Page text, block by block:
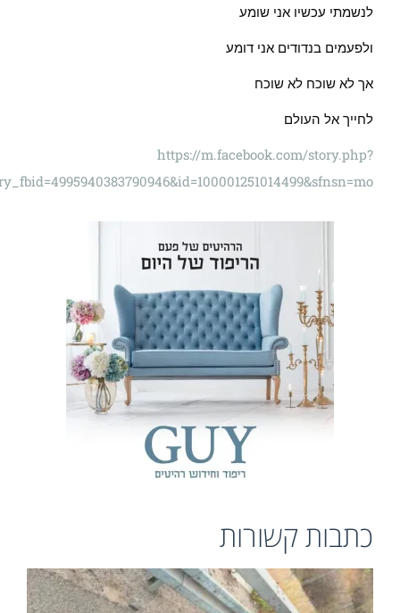
לנשמתי עכשיו אני שומע
ולפעמים בנדודים אני דומע
אך לא שוכח לא שוכח
לחייך אל העולם
https://m.facebook.com/story.php?
story_fbid=4995940383790946&id=100001251014499&sfnsn=mo
כתבות קשורות